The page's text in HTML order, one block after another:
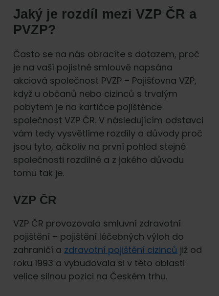
Jaký je rozdíl mezi VZP ČR a
PVZP?
Často se na nás obracíte s dotazem, proč
je na vaší pojistné smlouvě napsána
akciová společnost PVZP – Pojišťovna VZP,
když u občanů nebo cizinců s trvalým
pobytem je na kartičce pojištěnce
společnost VZP ČR. V následujícím odstavci
vám tedy vysvětlíme rozdíly a důvody proč
jsou tyto, ačkoliv na první pohled stejné
společnosti rozdílné a z jakého důvodu
tomu tak je.
VZP ČR
VZP ČR provozovala smluvní zdravotní
pojištění – pojištění léčebných výloh do
zahraničí a zdravotní pojištění cizinců již od
roku 1993 a vybudovala si v této oblasti
velice silnou pozici na Českém trhu.